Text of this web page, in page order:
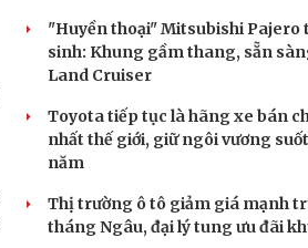
"Huyền thoại" Mitsubishi Pajero
sinh: Khung gầm thang, sẵn
Land Cruiser
Toyota tiếp tục là hãng xe bán
nhất thế giới, giữ ngôi vương
năm
Thị trường ô tô giảm giá mạnh
tháng Ngâu, đại lý tung ưu đãi